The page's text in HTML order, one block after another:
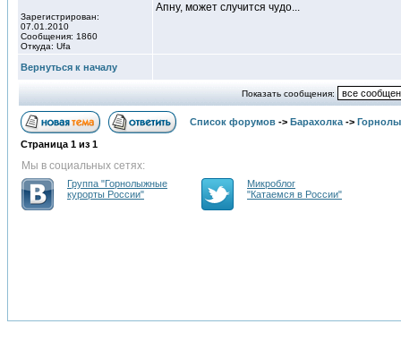
Зарегистрирован:
07.01.2010
Сообщения: 1860
Откуда: Ufa
Апну, может случится чудо...
Вернуться к началу
Показать сообщения:
Список форумов -> Барахолка ->
Страница 1 из 1
Мы в социальных сетях:
Группа "Горнолыжные
курорты России"
Микроблог
"Катаемся в России"